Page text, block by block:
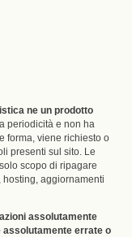
ne un prodotto
periodicità e non ha
forma, viene richiesto o
presenti sul sito. Le
scopo di ripagare
aggiornamenti
assolutamente
errate o